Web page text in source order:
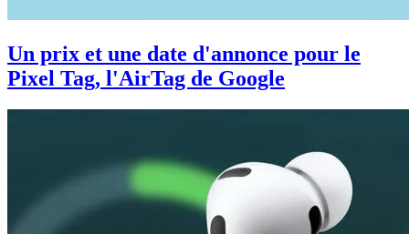
Un prix et une date d'annonce pour le
Pixel Tag, l'AirTag de Google